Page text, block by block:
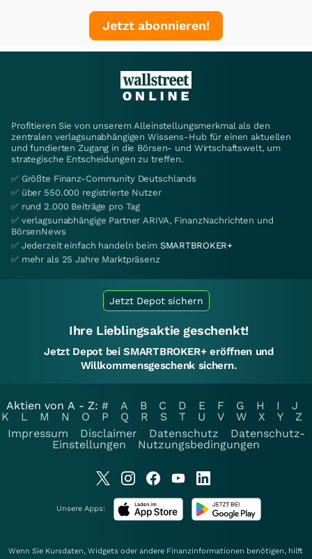
Jetzt abonnieren!
Profitieren Sie von unserem Alleinstellungsmerkmal als den
zentralen verlagsunabhängigen Wissens-Hub für einen aktuellen
und fundierten Zugang in die Börsen- und Wirtschaftswelt, um
strategische Entscheidungen zu treffen.
✅ Größte Finanz-Community Deutschlands
✅ über 550.000 registrierte Nutzer
✅ rund 2.000 Beiträge pro Tag
✅ verlagsunabhängige Partner ARIVA, FinanzNachrichten und
BörsenNews
✅ Jederzeit einfach handeln beim SMARTBROKER+
✅ mehr als 25 Jahre Marktpräsenz
Jetzt Depot sichern
Ihre Lieblingsaktie geschenkt!
Jetzt Depot bei SMARTBROKER+ eröffnen und
Willkommensgeschenk sichern.
Aktien von A - Z: # A B C D E F G H I
J
K
L M N O P Q R S T U V W X Y
Z
Impressum
Disclaimer Datenschutz
Datenschutz-
Einstellungen
Nutzungsbedingungen
Unsere Apps:
Wenn Sie Kursdaten, Widgets oder andere Finanzinformationen benötigen, hilft